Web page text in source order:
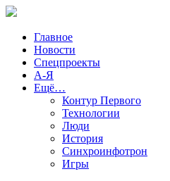
Главное
Новости
Спецпроекты
А-Я
Ещё…
Контур Первого
Технологии
Люди
История
Синхроинфотрон
Игры